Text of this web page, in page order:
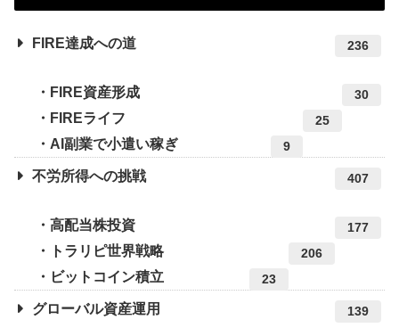
FIRE達成への道 236
FIRE資産形成 30
FIREライフ 25
AI副業で小遣い稼ぎ 9
不労所得への挑戦 407
高配当株投資 177
トラリピ世界戦略 206
ビットコイン積立 23
グローバル資産運用 139